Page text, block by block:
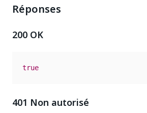
Réponses
200 OK
true
401 Non autorisé